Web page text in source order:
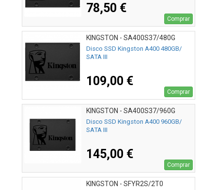
78,50 €
Comprar
KINGSTON - SA400S37/480G
Disco SSD Kingston A400 480GB/
SATA III
109,00 €
Comprar
KINGSTON - SA400S37/960G
Disco SSD Kingston A400 960GB/
SATA III
145,00 €
Comprar
KINGSTON - SFYR2S/2T0